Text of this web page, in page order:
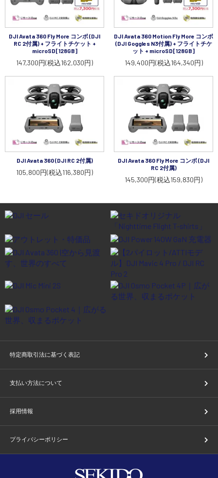
DJI Avata 360 Fly More コンボ (DJI
RC 2付属) + フライトチケット +
microSD[128GB]
147,300円(税込162,030円)
DJI Avata 360 Motion Fly More コンボ
(DJI Goggles N3付属) + フライトチケ
ット + microSD[128GB]
149,400円(税込164,340円)
DJI Avata 360 (DJI RC 2付属)
105,800円(税込116,380円)
DJI Avata 360 Fly More コンボ (DJI
RC 2付属)
145,300円(税込159,830円)
特定商取引法に基づく表記
支払い方法について
採用情報
プライバシーポリシー